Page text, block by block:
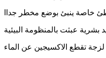
بشرية عبثت بالمنظومة البيئية